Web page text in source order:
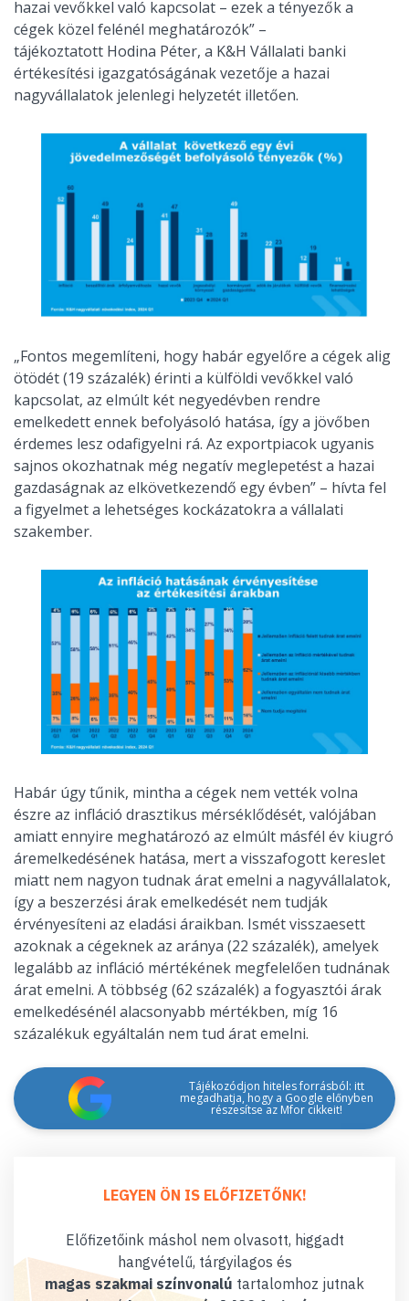
hazai vevőkkel való kapcsolat – ezek a tényezők a
cégek közel felénél meghatározók” –
tájékoztatott Hodina Péter, a K&H Vállalati banki
értékesítési igazgatóságának vezetője a hazai
nagyvállalatok jelenlegi helyzetét illetően.
„Fontos megemlíteni, hogy habár egyelőre a cégek alig
ötödét (19 százalék) érinti a külföldi vevőkkel való
kapcsolat, az elmúlt két negyedévben rendre
emelkedett ennek befolyásoló hatása, így a jövőben
érdemes lesz odafigyelni rá. Az exportpiacok ugyanis
sajnos okozhatnak még negatív meglepetést a hazai
gazdaságnak az elkövetkezendő egy évben” – hívta fel
a figyelmet a lehetséges kockázatokra a vállalati
szakember.
Habár úgy tűnik, mintha a cégek nem vették volna
észre az infláció drasztikus mérséklődését, valójában
amiatt ennyire meghatározó az elmúlt másfél év kiugró
áremelkedésének hatása, mert a visszafogott kereslet
miatt nem nagyon tudnak árat emelni a nagyvállalatok,
így a beszerzési árak emelkedését nem tudják
érvényesíteni az eladási áraikban. Ismét visszaesett
azoknak a cégeknek az aránya (22 százalék), amelyek
legalább az infláció mértékének megfelelően tudnának
árat emelni. A többség (62 százalék) a fogyasztói árak
emelkedésénél alacsonyabb mértékben, míg 16
százalékuk egyáltalán nem tud árat emelni.
Tájékozódjon hiteles forrásból: itt
megadhatja, hogy a Google előnyben
részesítse az Mfor cikkeit!
LEGYEN ÖN IS ELŐFIZETŐNK!
Előfizetőink máshol nem olvasott, higgadt
hangvételű, tárgyilagos és
magas szakmai színvonalú tartalomhoz jutnak